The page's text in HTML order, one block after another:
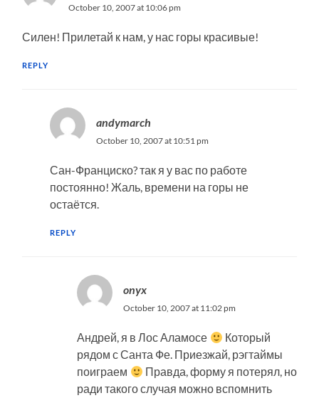
October 10, 2007 at 10:06 pm
Силен! Прилетай к нам, у нас горы красивые!
REPLY
andymarch
October 10, 2007 at 10:51 pm
Сан-Франциско? так я у вас по работе
постоянно! Жаль, времени на горы не
остаётся.
REPLY
onyx
October 10, 2007 at 11:02 pm
Андрей, я в Лос Аламосе
Который
рядом с Санта Фе. Приезжай, рэгтаймы
поиграем
Правда, форму я потерял, но
ради такого случая можно вспомнить